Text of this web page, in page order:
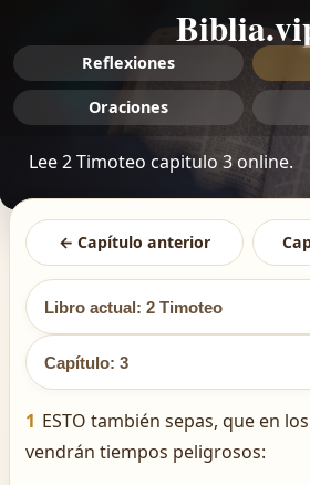
Reflexiones
Oraciones
Lee 2 Timoteo capitulo 3 online.
← Capítulo anterior
Libro actual: 2 Timoteo
Capítulo: 3
1 ESTO también sepas, que en
vendrán tiempos peligrosos: